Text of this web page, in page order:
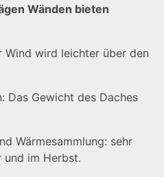
Wänden bieten
Wind wird leichter über den
Das Gewicht des Daches
Wärmesammlung: sehr
und im Herbst.